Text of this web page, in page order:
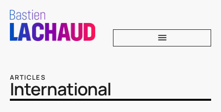
ARTICLES
International